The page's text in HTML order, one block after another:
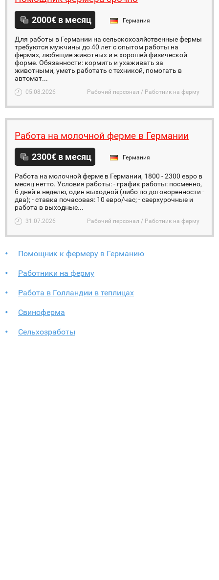
2000€ в месяц Германия
Для работы в Германии на сельскохозяйственные фермы
требуются мужчины до 40 лет с опытом работы на
фермах, любящие животных и в хорошей физической
форме. Обязанности: кормить и ухаживать за
животными, уметь работать с техникой, помогать в
автомат...
05.08.2026 Рабочий персонал / Работник на ферму
Работа на молочной ферме в Германии
2300€ в месяц Германия
Работа на молочной ферме в Германии, 1800 - 2300 евро в
месяц нетто. Условия работы: - график работы: посменно,
6 дней в неделю, один выходной (либо по договоренности -
два); - ставка почасовая: 10 евро/час; - сверхурочные и
работа в выходные...
31.07.2026 Рабочий персонал / Работник на ферму
Помощник к фермеру в Германию
Работники на ферму
Работа в Голландии в теплицах
Свиноферма
Сельхозработы